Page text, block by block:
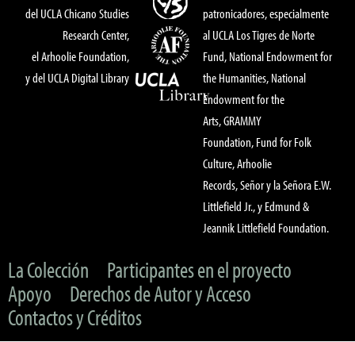
del UCLA Chicano Studies
Research Center,
el Arhoolie Foundation,
y del UCLA Digital Library
patronicadores, especialmente
al UCLA Los Tigres de Norte
Fund, National Endowment for
the Humanities, National
Endowment for the
Arts, GRAMMY
Foundation, Fund for Folk
Culture, Arhoolie
Records, Señor y la Señora E.W.
Littlefield Jr., y Edmund &
Jeannik Littlefield Foundation.
La Colección
Participantes en el proyecto
Apoyo
Derechos de Autor y Acceso
Contactos y Créditos